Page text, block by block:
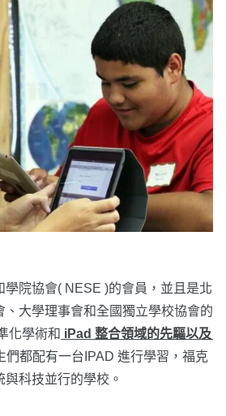
學院協會( NESE )的會員，並且是北
、大學理事會和全國獨立學校​​協會的
化學術和 iPad 整合領域的先驅以及
們都配有一台IPAD 進行學習，福克
科技並行的學校。